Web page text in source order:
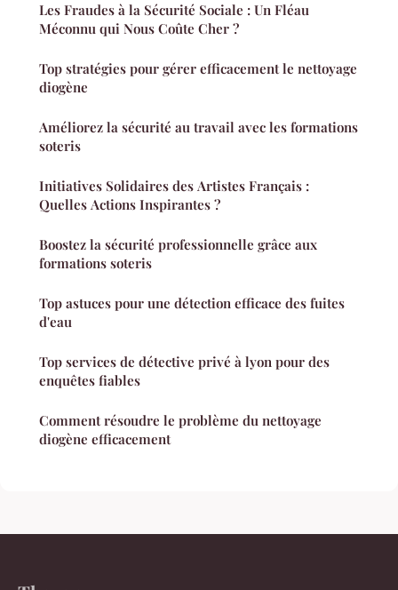
Les Fraudes à la Sécurité Sociale : Un Fléau
Méconnu qui Nous Coûte Cher ?
Top stratégies pour gérer efficacement le nettoyage
diogène
Améliorez la sécurité au travail avec les formations
soteris
Initiatives Solidaires des Artistes Français :
Quelles Actions Inspirantes ?
Boostez la sécurité professionnelle grâce aux
formations soteris
Top astuces pour une détection efficace des fuites
d'eau
Top services de détective privé à lyon pour des
enquêtes fiables
Comment résoudre le problème du nettoyage
diogène efficacement